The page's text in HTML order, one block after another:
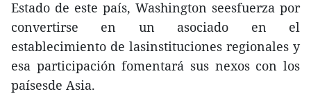
Estado de este país, Washington seesfuerza por
convertirse en un asociado en el
establecimiento de lasinstituciones regionales y
esa participación fomentará sus nexos con los
paísesde Asia.